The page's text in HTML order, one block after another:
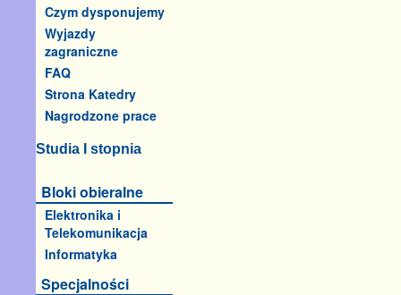
Czym dysponujemy
Wyjazdy
zagraniczne
FAQ
Strona Katedry
Nagrodzone prace
Studia I stopnia
Bloki obieralne
Elektronika i
Telekomunikacja
Informatyka
Specjalności